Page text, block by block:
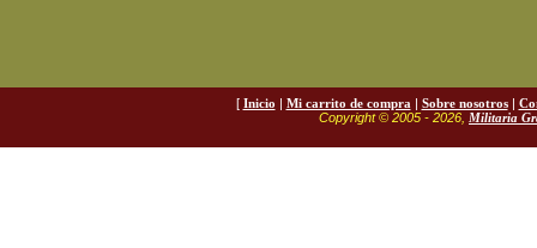
[ Inicio | Mi carrito de compra | Sobre nosotros|
Copyright © 2005 - 2026, Militaria